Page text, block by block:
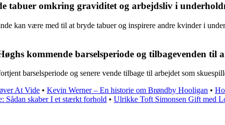
tabuer omkring graviditet og arbejdsliv i
kan være med til at bryde tabuer og inspirere andre kvinder i
kommende barselsperiode og tilbagevenden til
barselsperiode og senere vende tilbage til arbejdet som
At Vide • Kevin Werner – En historie om Brøndby Hooligan •
Sådan skaber I et stærkt forhold • Ulrikke Toft Simonsen Gift med